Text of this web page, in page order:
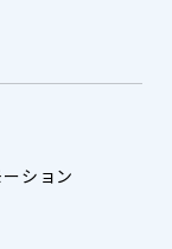
ション